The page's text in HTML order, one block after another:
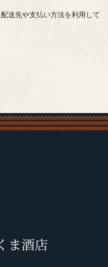
送先や支払い方法を利用して